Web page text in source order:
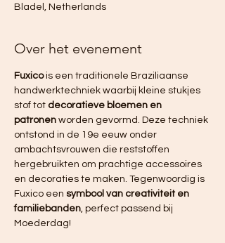
Bladel, Netherlands
Over het evenement
Fuxico is een traditionele Braziliaanse
handwerktechniek waarbij kleine stukjes
stof tot decoratieve bloemen en
patronen worden gevormd. Deze techniek
ontstond in de 19e eeuw onder
ambachtsvrouwen die reststoffen
hergebruikten om prachtige accessoires
en decoraties te maken. Tegenwoordig is
Fuxico een symbool van creativiteit en
familiebanden, perfect passend bij
Moederdag!